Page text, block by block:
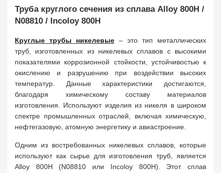
Труба круглого сечения из сплава Alloy 800H /
N08810 / Incoloy 800H
Круглые трубы никелевые – это тип металлических
труб, изготовленных из никелевых сплавов с высокими
показателями коррозионной стойкости, устойчивостью к
окислению и разрушению при воздействии высоких
температур. Данные характеристики достигаются,
благодаря химическому составу материалов
изготовления. Используют изделия из никеля в широком
спектре промышленных отраслей, включая химическую,
нефтегазовую, атомную энергетику и авиастроение.
Одним из востребованных никелевых сплавов, которые
используют как сырье для изготовления труб, является
Alloy 800H (N08810 или Incoloy 800H). Этот сплав